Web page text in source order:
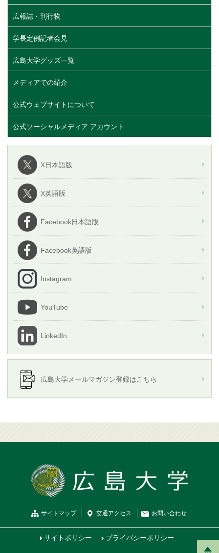
広報誌・刊行物
学長定例記者会見
広島大学グッズ一覧
メディアでの紹介
公式ウェブサイトについて
公式ソーシャルメディア アカウント
X日本語版
X英語版
Facebook日本語版
Facebook英語版
Instagram
YouTube
LinkedIn
広島大学メールマガジン登録はこちら
サイトマップ 交通アクセス お問い合わせ
サイトポリシー プライバシーポリシー